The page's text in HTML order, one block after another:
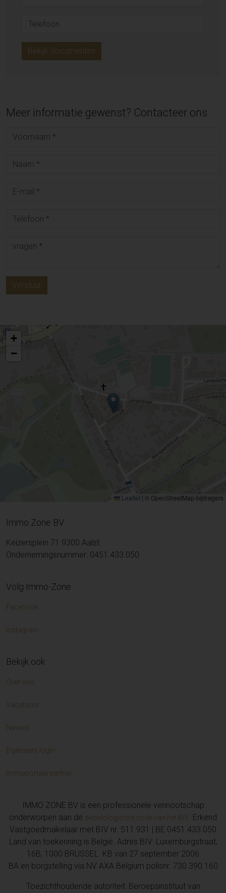
Bekijk documenten
Meer informatie gewenst? Contacteer ons
Verstuur
+
−
Leaflet | © OpenStreetMap-bijdragers
Immo Zone BV
Keizersplein 71 9300 Aalst
Ondernemingsnummer: 0451.433.050
Volg Immo-Zone
Facebook
Instagram
Bekijk ook
Over ons
Vacatures
Nieuws
Eigenaars login
Immoportaal partner
IMMO ZONE BV is een professionele vennootschap
onderworpen aan de deontologische code van het BIV
. Erkend
Vastgoedmakelaar met BIV nr. 511 931 | BE 0451.433.050
Land van toekenning is België. Adres BIV: Luxemburgstraat,
16B, 1000 BRUSSEL. KB van 27 september 2006
BA en borgstelling via NV AXA Belgium polisnr. 730.390.160
Toezichthoudende autoriteit: Beroepsinstituut van